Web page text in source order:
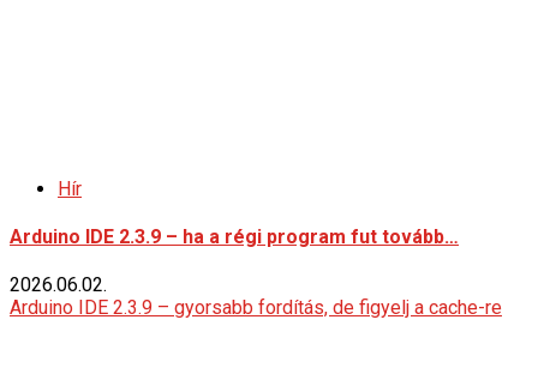
Hír
Arduino IDE 2.3.9 – ha a régi program fut tovább…
2026.06.02.
Arduino IDE 2.3.9 – gyorsabb fordítás, de figyelj a cache-re